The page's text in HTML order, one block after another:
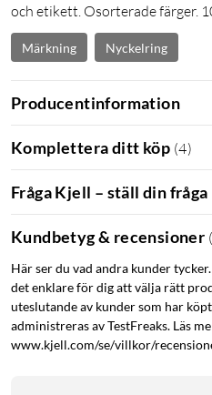
och etikett. Osorterade färger.
Märkning Nyckelring
Producentinformation
Komplettera ditt köp (4)
Fråga Kjell – ställ din fråga
Kundbetyg & recensioner (
Här ser du vad andra kunder
det enklare för dig att välja rätt
uteslutande av kunder som har
administreras av TestFreaks. Läs
www.kjell.com/se/villkor/